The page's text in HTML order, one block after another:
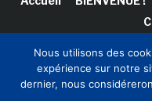
Copyright © 2026 Club
Nous utilisons des
expérience sur notre
dernier, nous